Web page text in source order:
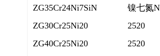
ZG35Cr24Ni7SiN
镍七氮
ZG30Cr25Ni20
2520
ZG40Cr25Ni20
2520